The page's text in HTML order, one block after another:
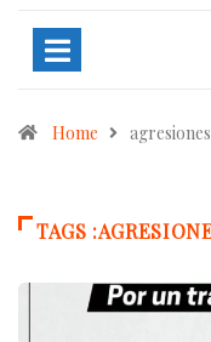
Home agresiones
TAGS